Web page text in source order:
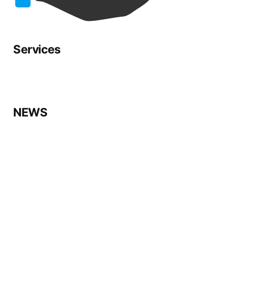
Services
NEWS